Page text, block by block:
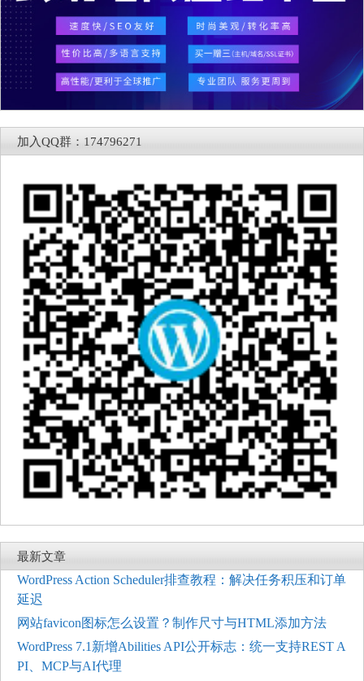
加入QQ群：174796271
最新文章
WordPress Action Scheduler排查教程：解决任务积压和订单
延迟
网站favicon图标怎么设置？制作尺寸与HTML添加方法
WordPress 7.1新增Abilities API公开标志：统一支持REST A
PI、MCP与AI代理